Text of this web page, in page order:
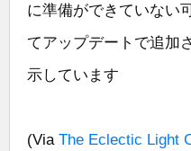
に準備ができていない
てアップデートで追加
示しています
(Via The Eclectic Light